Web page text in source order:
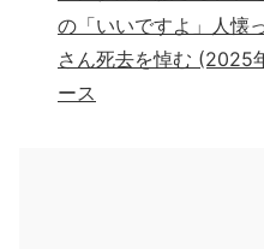
の「いいですよ」人懐
さん死去を悼む (2025
ース